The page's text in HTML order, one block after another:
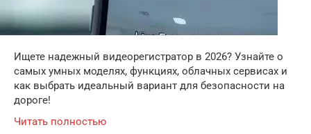
Ищете надежный видеорегистратор в 2026? Узнайте о
самых умных моделях, функциях, облачных сервисах и
как выбрать идеальный вариант для безопасности на
дороге!
Читать полностью